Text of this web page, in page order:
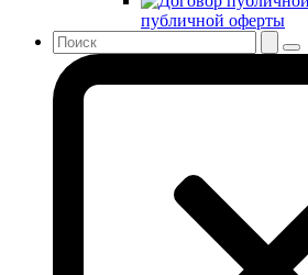
публичной оферты